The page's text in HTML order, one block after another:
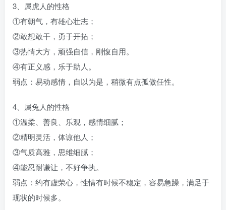
3、属虎人的性格
①有朝气，有雄心壮志；
②敢想敢干，勇于开拓；
③热情大方，顽强自信，刚愎自用。
④有正义感，乐于助人。
弱点：易动感情，自以为是，稍微有点孤傲任性。
4、属兔人的性格
①温柔、善良、乐观，感情细腻；
②精明灵活，体谅他人；
③气质高雅，思维细腻；
④能忍耐谦让，不好争执。
弱点：约有虚荣心，性情有时候不稳定，容易急躁，满足于
现状的时候多。